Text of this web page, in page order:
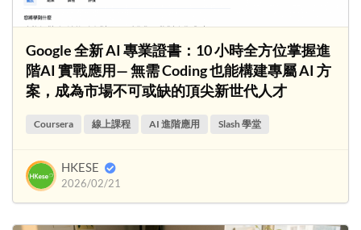
Google 全新 AI 專業證書：10 小時全方位掌握進
階AI 實戰應用— 無需 Coding 也能構建專屬 AI 方
案，成為市場不可或缺的頂尖新世代人才
Coursera 線上課程 AI 進階應用 Slash 學堂
HKESE
2026/02/21